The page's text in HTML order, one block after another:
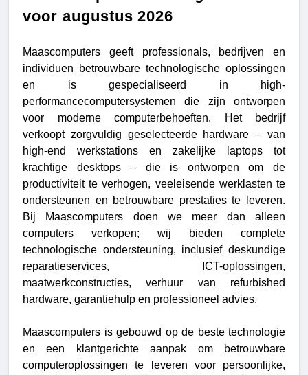
voor augustus 2026
Maascomputers geeft professionals, bedrijven en
individuen betrouwbare technologische oplossingen
en is gespecialiseerd in high-
performancecomputersystemen die zijn ontworpen
voor moderne computerbehoeften. Het bedrijf
verkoopt zorgvuldig geselecteerde hardware – van
high-end werkstations en zakelijke laptops tot
krachtige desktops – die is ontworpen om de
productiviteit te verhogen, veeleisende werklasten te
ondersteunen en betrouwbare prestaties te leveren.
Bij Maascomputers doen we meer dan alleen
computers verkopen; wij bieden complete
technologische ondersteuning, inclusief deskundige
reparatieservices, ICT-oplossingen,
maatwerkconstructies, verhuur van refurbished
hardware, garantiehulp en professioneel advies.
Maascomputers is gebouwd op de beste technologie
en een klantgerichte aanpak om betrouwbare
computeroplossingen te leveren voor persoonlijke,